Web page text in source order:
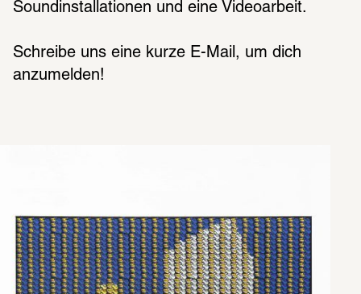
Soundinstallationen und eine Videoarbeit.
Schreibe uns eine kurze E-Mail, um dich
anzumelden!